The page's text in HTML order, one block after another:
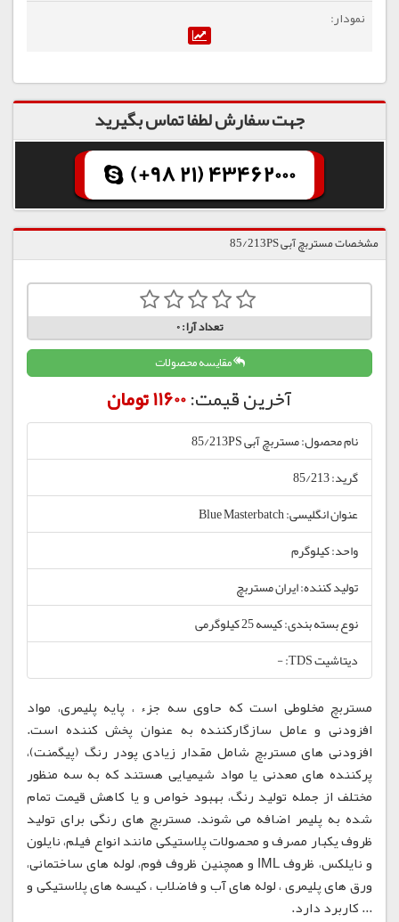
جهت سفارش لطفا تماس بگیرید
(+98 21) 43462000
مشخصات مستربچ آبی 85/213PS
تعداد آرا:0
مقایسه محصولات
آخرین قیمت:11600 تومان
نام محصول: مستربچ آبی 85/213PS
گرید: 85/213
عنوان انگلیسی: Blue Masterbatch
واحد: کیلوگرم
تولید کننده: ایران مستربچ
نوع بسته بندی: کیسه 25 کیلوگرمی
دیتاشیت TDS: -
مستربچ مخلوطی است که حاوی سه جزء ، پایه پلیمری، مواد
افزودنی و عامل سازگارکننده به عنوان پخش کننده است.
افزودنی های مستربچ شامل مقدار زیادی پودر رنگ (پیگمنت)،
پرکننده های معدنی یا مواد شیمیایی هستند که به سه منظور
مختلف از جمله تولید رنگ، بهبود خواص و یا کاهش قیمت تمام
شده به پلیمر اضافه می شوند. مستربچ های رنگی برای تولید
ظروف یکبار مصرف و محصولات پلاستیکی مانند انواع فیلم، نایلون
و نایلکس، ظروف IML و همچنین ظروف فوم، لوله های ساختمانی،
ورق های پلیمری ، لوله های آب و فاضلاب ، کیسه های پلاستیکی و
... کاربرد دارد.